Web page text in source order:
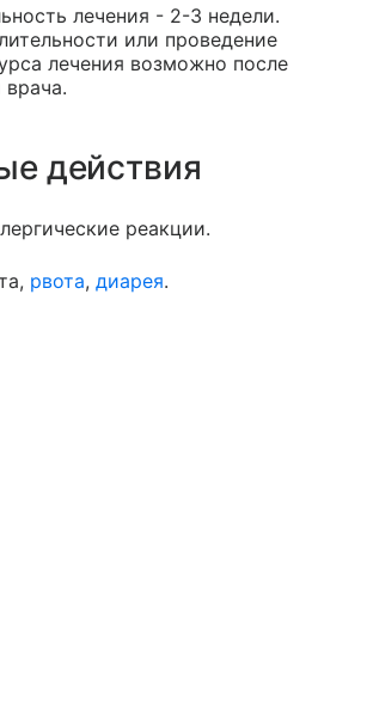
лечения - 2-3 недели.
или проведение
лечения возможно после
врача.
действия
реакции.
рвота, диарея.